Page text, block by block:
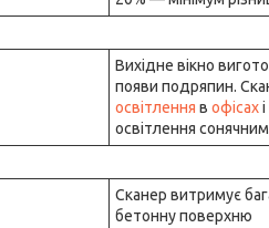
Вихідне вікно
появи подряпин.
освітлення в офісах
освітлення
Сканер витримує
бетонну поверхню